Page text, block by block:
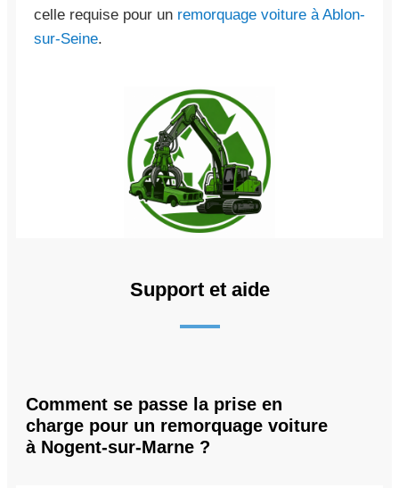
celle requise pour un remorquage voiture à Ablon-
sur-Seine.
Support et aide
Comment se passe la prise en
charge pour un remorquage voiture
à Nogent-sur-Marne ?